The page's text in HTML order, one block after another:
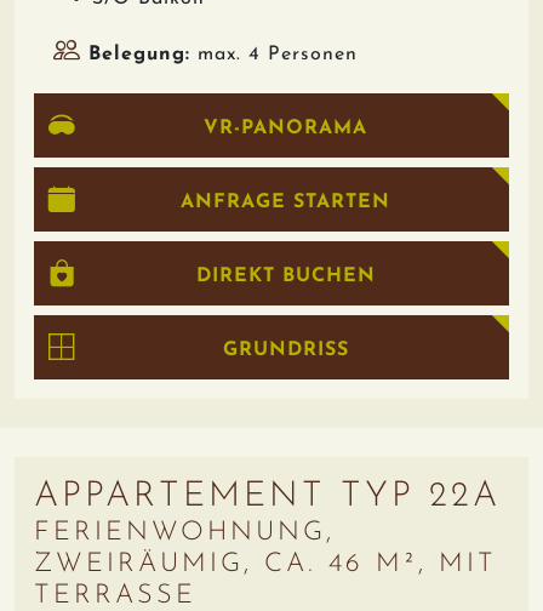
Belegung: max. 4 Personen
VR-PANORAMA
ANFRAGE STARTEN
DIREKT BUCHEN
GRUNDRISS
APPARTEMENT TYP 22A
FERIENWOHNUNG,
ZWEIRÄUMIG, CA. 46 M², MIT
TERRASSE